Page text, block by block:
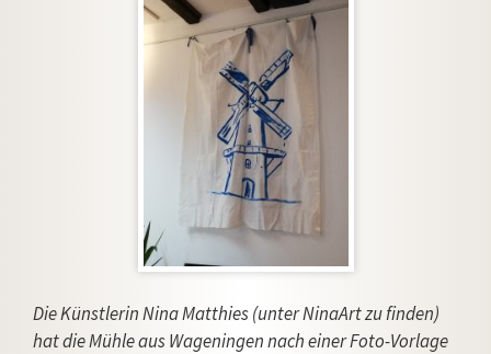
Die Künstlerin Nina Matthies (unter NinaArt zu finden)
hat die Mühle aus Wageningen nach einer Foto-Vorlage